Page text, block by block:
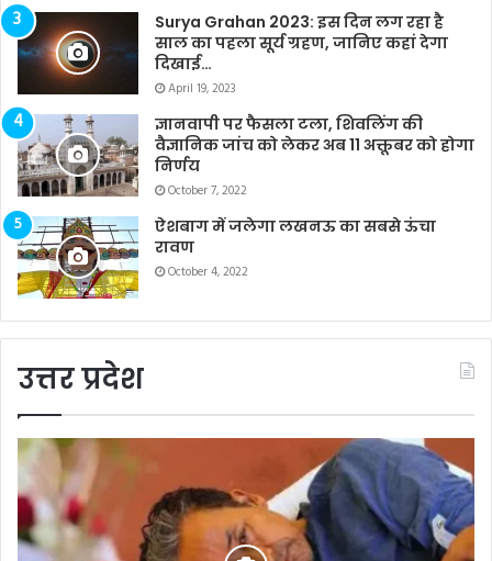
Surya Grahan 2023: इस दिन लग रहा है
साल का पहला सूर्य ग्रहण, जानिए कहां देगा
दिखाई…
April 19, 2023
ज्ञानवापी पर फैसला टला, शिवलिंग की
वैज्ञानिक जांच को लेकर अब 11 अक्तूबर को होगा
निर्णय
October 7, 2022
ऐशबाग में जलेगा लखनऊ का सबसे ऊंचा
रावण
October 4, 2022
उत्तर प्रदेश